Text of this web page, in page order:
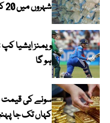
شہروں میں 20 کلو تھیلا 100 روپے تک مہنگا
ہو گا
سونے کی قیمت
کہاں تک جا